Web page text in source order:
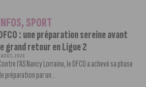
,SPORT
: une préparation sereine avant
grand retour en Ligue 2
AOÛT, 2026
l’AS Nancy Lorraine, le DFCO a achevé sa phase
préparation par un...